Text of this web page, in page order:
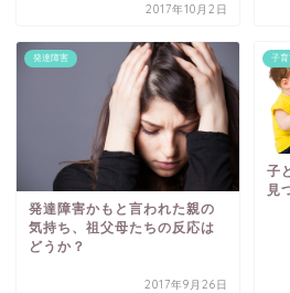
2017年10月2日
発達障害
発達障害かもと言われた親の
気持ち、祖父母たちの反応は
どうか？
2017年9月26日
子育
子
見